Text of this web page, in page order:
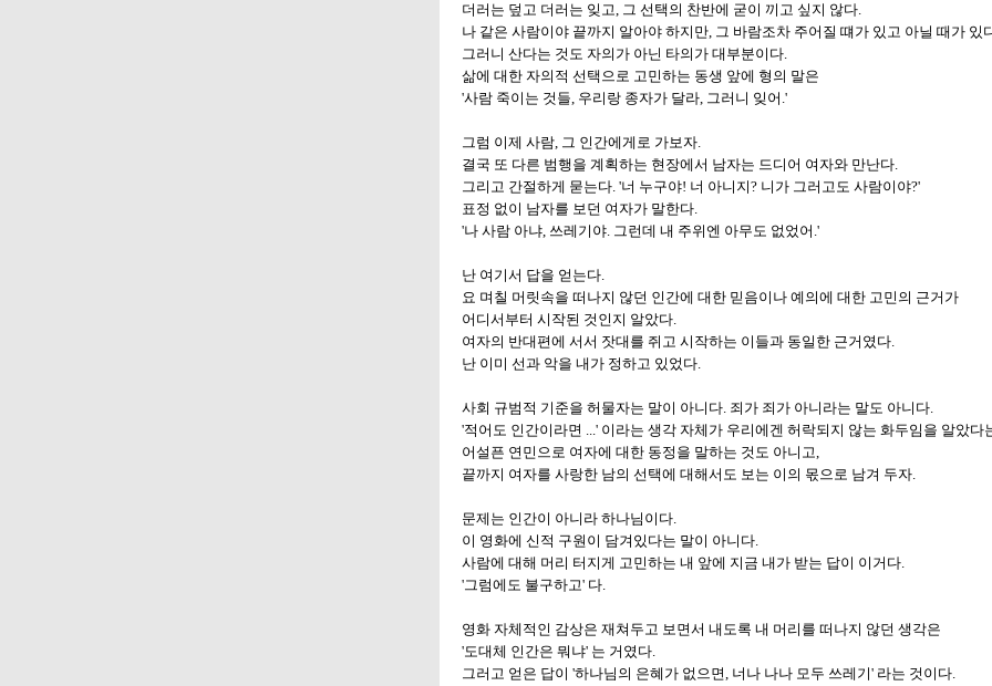
더러는 덮고 더러는 잊고, 그 선택의 찬반에 굳이 끼고 싶지 않다.
나 같은 사람이야 끝까지 알아야 하지만, 그 바람조차 주어질 떄가 있고 아닐 때가 있
그러니 산다는 것도 자의가 아닌 타의가 대부분이다.
삶에 대한 자의적 선택으로 고민하는 동생 앞에 형의 말은
'사람 죽이는 것들, 우리랑 종자가 달라, 그러니 잊어.'
그럼 이제 사람, 그 인간에게로 가보자.
결국 또 다른 범행을 계획하는 현장에서 남자는 드디어 여자와 만난다.
그리고 간절하게 묻는다. '너 누구야! 너 아니지? 니가 그러고도 사람이야?'
표정 없이 남자를 보던 여자가 말한다.
'나 사람 아냐, 쓰레기야. 그런데 내 주위엔 아무도 없었어.'
난 여기서 답을 얻는다.
요 며칠 머릿속을 떠나지 않던 인간에 대한 믿음이나 예의에 대한 고민의 근거가
어디서부터 시작된 것인지 알았다.
여자의 반대편에 서서 잣대를 쥐고 시작하는 이들과 동일한 근거였다.
난 이미 선과 악을 내가 정하고 있었다.
사회 규범적 기준을 허물자는 말이 아니다. 죄가 죄가 아니라는 말도 아니다.
'적어도 인간이라면 ...' 이라는 생각 자체가 우리에겐 허락되지 않는 화두임을 알았다
어설픈 연민으로 여자에 대한 동정을 말하는 것도 아니고,
끝까지 여자를 사랑한 남의 선택에 대해서도 보는 이의 몫으로 남겨 두자.
문제는 인간이 아니라 하나님이다.
이 영화에 신적 구원이 담겨있다는 말이 아니다.
사람에 대해 머리 터지게 고민하는 내 앞에 지금 내가 받는 답이 이거다.
'그럼에도 불구하고' 다.
영화 자체적인 감상은 재쳐두고 보면서 내도록 내 머리를 떠나지 않던 생각은
'도대체 인간은 뭐냐' 는 거였다.
그러고 얻은 답이 '하나님의 은혜가 없으면, 너나 나나 모두 쓰레기' 라는 것이다.